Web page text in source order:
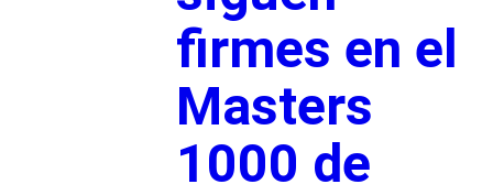
firmes en el
Masters
1000 de